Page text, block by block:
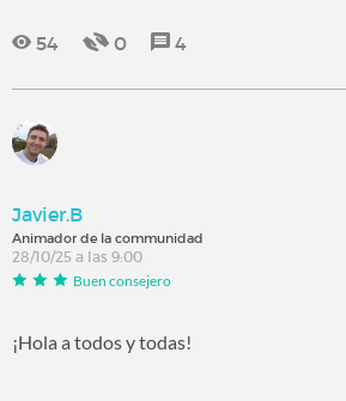
54 0 4
Javier.B
Animador de la communidad
28/10/25 a las 9:00
Buen consejero
¡Hola a todos y todas!